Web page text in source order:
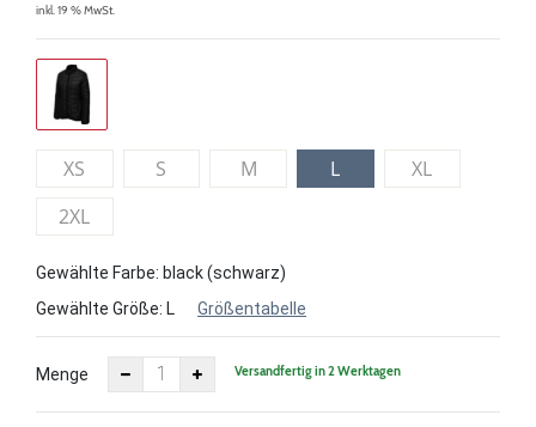
inkl. 19 % MwSt.
XS S M L
XL
2XL
Gewählte Farbe: black (schwarz)
Gewählte Größe: L Größentabelle
Menge Versandfertig in 2 Werktagen